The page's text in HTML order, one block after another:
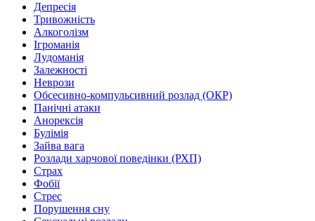
Депресія
Тривожність
Алкоголізм
Ігроманія
Лудоманія
Залежності
Неврози
Обсесивно-компульсивний розлад (ОКР)
Панічні атаки
Анорексія
Булімія
Зайва вага
Розлади харчової поведінки (РХП)
Страх
Фобії
Стрес
Порушення сну